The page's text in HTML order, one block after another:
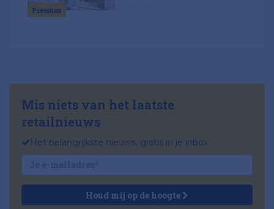
Premium
Mis niets van het laatste
retailnieuws
Het belangrijkste nieuws, gratis in je inbox
Houd mij op de hoogte